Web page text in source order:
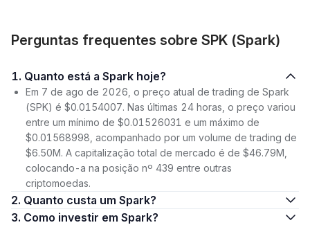
Perguntas frequentes sobre SPK (Spark)
1. Quanto está a Spark hoje?
Em 7 de ago de 2026, o preço atual de trading de Spark
(SPK) é $0.0154007. Nas últimas 24 horas, o preço variou
entre um mínimo de $0.01526031 e um máximo de
$0.01568998, acompanhado por um volume de trading de
$6.50M. A capitalização total de mercado é de $46.79M,
colocando-a na posição nº 439 entre outras
criptomoedas.
2. Quanto custa um Spark?
3. Como investir em Spark?